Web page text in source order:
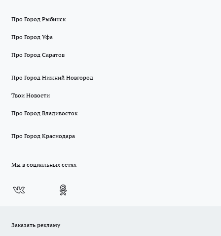
Про Город Рыбинск
Про Город Уфа
Про Город Саратов
Про Город Нижний Новгород
Твои Новости
Про Город Владивосток
Про Город Краснодара
Мы в социальных сетях
Заказать рекламу